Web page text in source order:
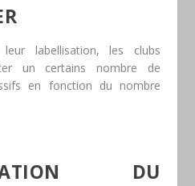
labellisation, les clubs
un certains nombre de
en fonction du nombre
DU